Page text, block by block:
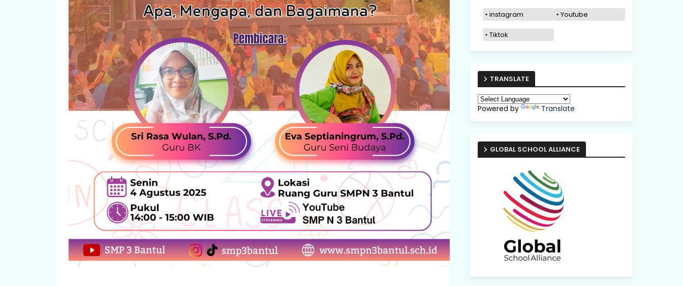
instagram Youtube
Tiktok
TRANSLATE
Powered by Translate
GLOBAL SCHOOL ALLIANCE